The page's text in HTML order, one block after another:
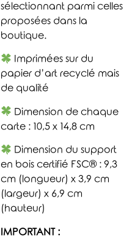
sélectionnant parmi celles
proposées dans la
boutique.
Imprimées sur du
papier d’art recyclé mais
de qualité
Dimension de chaque
carte : 10,5 x 14,8 cm
Dimension du support
en bois certifié FSC® : 9,3
cm (longueur) x 3,9 cm
(largeur) x 6,9 cm
(hauteur)
IMPORTANT :